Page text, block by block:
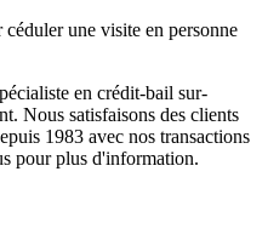
une visite en personne
en crédit-bail sur-
Nous satisfaisons des clients
1983 avec nos transactions
pour plus d'information.